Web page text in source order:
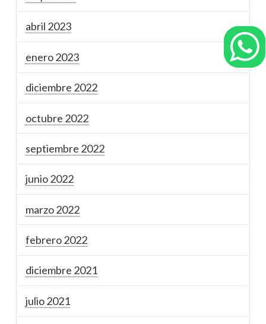
abril 2023
enero 2023
diciembre 2022
octubre 2022
septiembre 2022
junio 2022
marzo 2022
febrero 2022
diciembre 2021
julio 2021